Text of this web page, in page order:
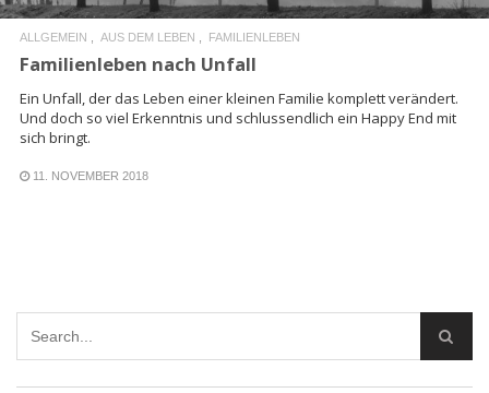
ALLGEMEIN AUS DEM LEBEN FAMILIENLEBEN
Familienleben nach Unfall
Ein Unfall, der das Leben einer kleinen Familie komplett verändert.
Und doch so viel Erkenntnis und schlussendlich ein Happy End mit
sich bringt.
11. NOVEMBER 2018